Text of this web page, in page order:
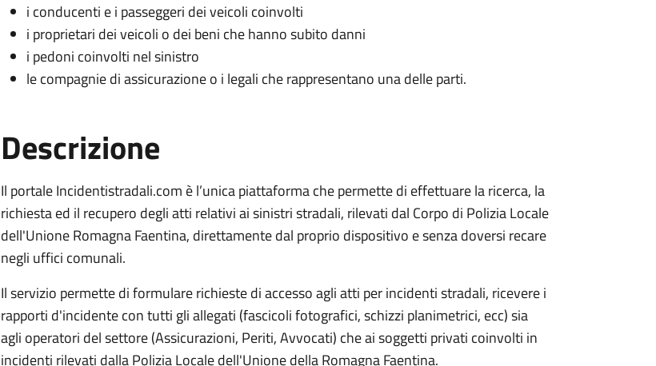
i conducenti e i passeggeri dei veicoli coinvolti
i proprietari dei veicoli o dei beni che hanno subito danni
i pedoni coinvolti nel sinistro
le compagnie di assicurazione o i legali che rappresentano una delle parti.
Descrizione
Il portale Incidentistradali.com è l’unica piattaforma che permette di effettuare la ricerca, la
richiesta ed il recupero degli atti relativi ai sinistri stradali, rilevati dal Corpo di Polizia Locale
dell'Unione Romagna Faentina, direttamente dal proprio dispositivo e senza doversi recare
negli uffici comunali.
Il servizio permette di formulare richieste di accesso agli atti per incidenti stradali, ricevere i
rapporti d'incidente con tutti gli allegati (fascicoli fotografici, schizzi planimetrici, ecc) sia
agli operatori del settore (Assicurazioni, Periti, Avvocati) che ai soggetti privati coinvolti in
incidenti rilevati dalla Polizia Locale dell'Unione della Romagna Faentina.